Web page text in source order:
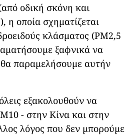
οδική σκόνη και
η οποία σχηματίζεται
κλάσματος (PM2,5
ξαφνικά να
παραμελήσουμε αυτήν
εξακολουθούν να
- στην Κίνα και στην
λόγος που δεν μπορούμε